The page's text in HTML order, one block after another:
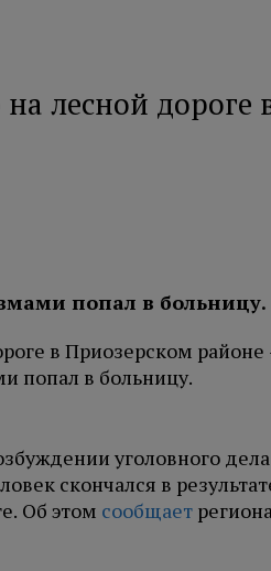
лесной дороге
попал в больницу.
уголовного
скончался в
Об этом сообщает